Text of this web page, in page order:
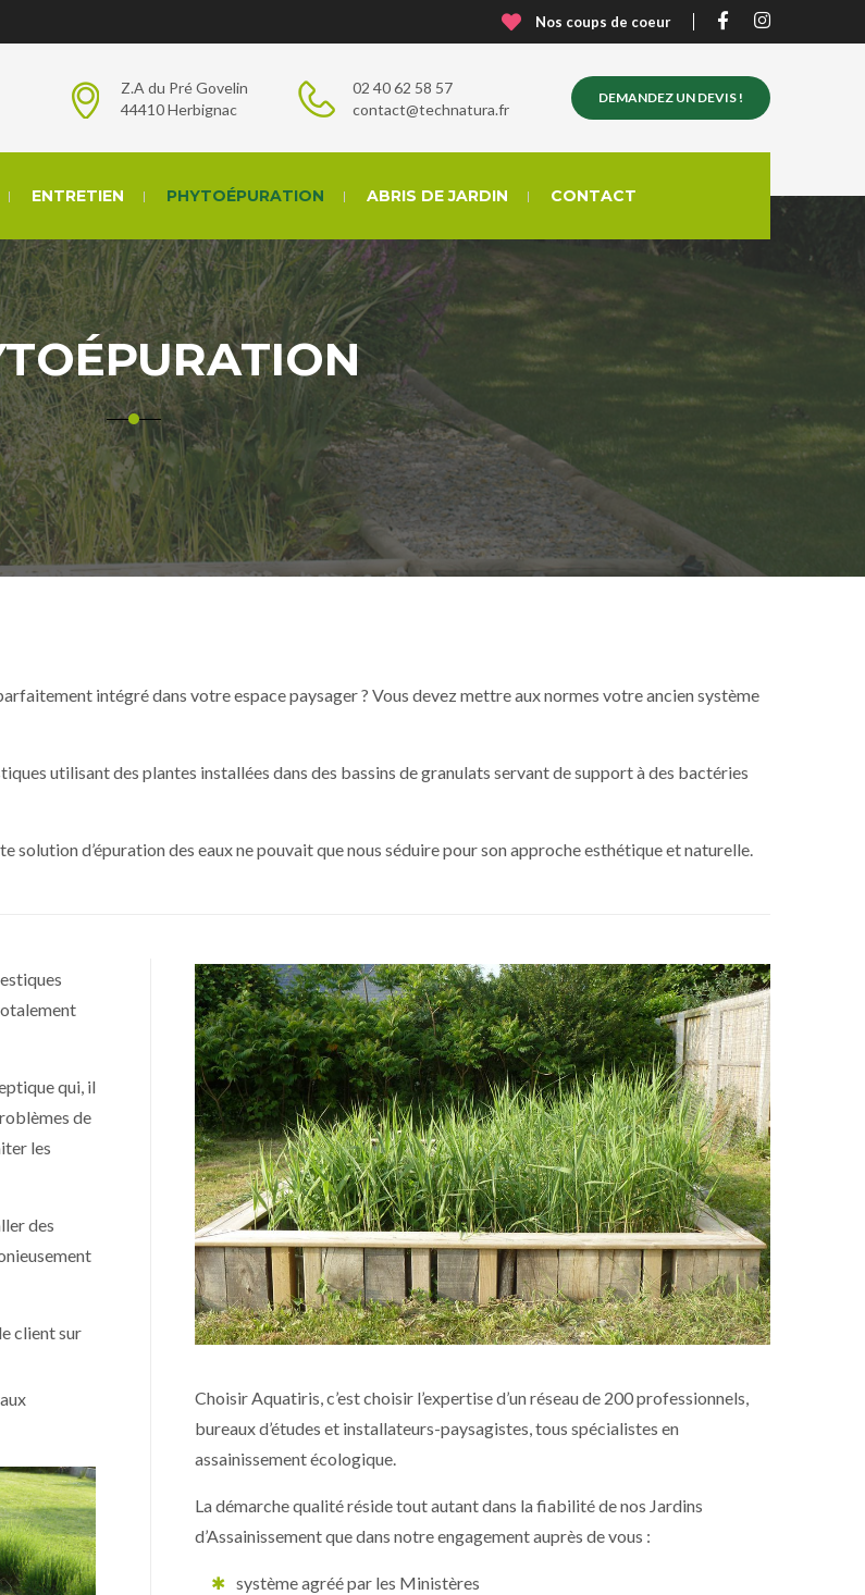
Nos coups de coeur
ENTRETIEN PHYTOÉPURATION ABRIS DE JARDIN CONTACT
02 40 62 58 57
contact@technatura.fr
Z.A du Pré Govelin
44410 Herbignac
DEMANDEZ UN DEVIS !
intégré dans votre espace paysager ? Vous devez mettre aux normes votre ancien système
utilisant des plantes installées dans des bassins de granulats servant de support à des bactéries
solution d’épuration des eaux ne pouvait que nous séduire pour son approche esthétique et naturelle.
qui, il
de
les
des
client sur
Choisir Aquatiris, c’est choisir l’expertise d’un réseau de 200 professionnels,
bureaux d’études et installateurs-paysagistes, tous spécialistes en
assainissement écologique.
La démarche qualité réside tout autant dans la fiabilité de nos Jardins
d’Assainissement que dans notre engagement auprès de vous :
système agréé par les Ministères